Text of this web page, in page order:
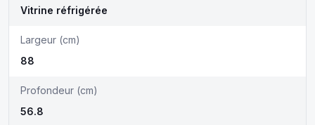
Vitrine réfrigérée
Largeur (cm)
88
Profondeur (cm)
56.8